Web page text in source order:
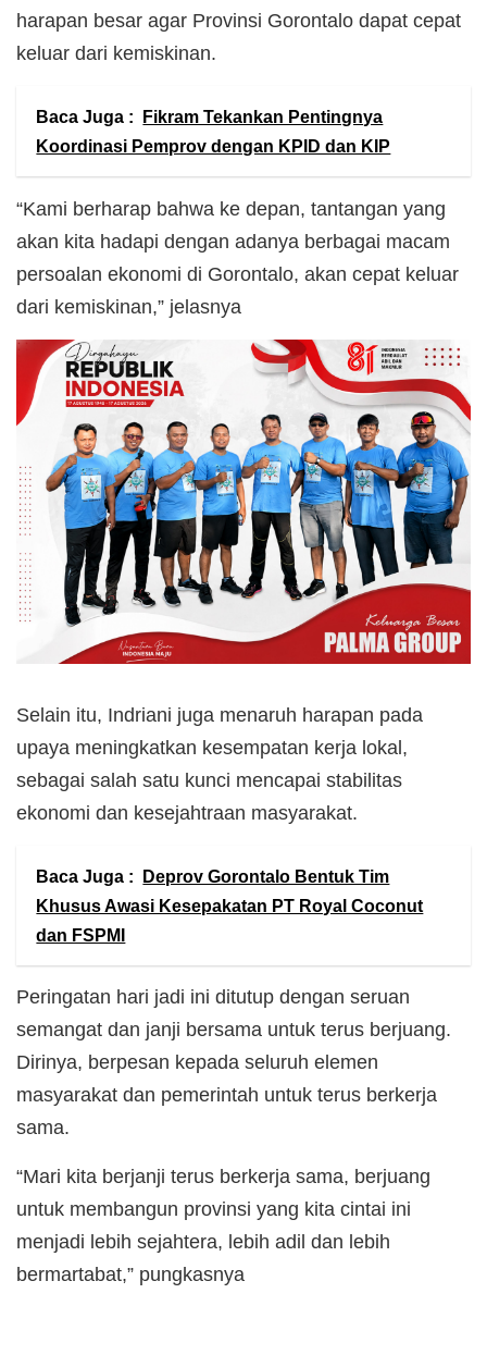
harapan besar agar Provinsi Gorontalo dapat cepat
keluar dari kemiskinan.
Baca Juga :
Fikram Tekankan Pentingnya
Koordinasi Pemprov dengan KPID dan KIP
“Kami berharap bahwa ke depan, tantangan yang
akan kita hadapi dengan adanya berbagai macam
persoalan ekonomi di Gorontalo, akan cepat keluar
dari kemiskinan,” jelasnya
Selain itu, Indriani juga menaruh harapan pada
upaya meningkatkan kesempatan kerja lokal,
sebagai salah satu kunci mencapai stabilitas
ekonomi dan kesejahtraan masyarakat.
Baca Juga :
Deprov Gorontalo Bentuk Tim
Khusus Awasi Kesepakatan PT Royal Coconut
dan FSPMI
Peringatan hari jadi ini ditutup dengan seruan
semangat dan janji bersama untuk terus berjuang.
Dirinya, berpesan kepada seluruh elemen
masyarakat dan pemerintah untuk terus berkerja
sama.
“Mari kita berjanji terus berkerja sama, berjuang
untuk membangun provinsi yang kita cintai ini
menjadi lebih sejahtera, lebih adil dan lebih
bermartabat,” pungkasnya